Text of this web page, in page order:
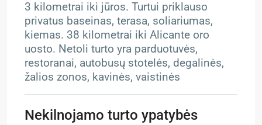
3 kilometrai iki jūros. Turtui priklauso
privatus baseinas, terasa, soliariumas,
kiemas. 38 kilometrai iki Alicante oro
uosto. Netoli turto yra parduotuvės,
restoranai, autobusų stotelės, degalinės,
žalios zonos, kavinės, vaistinės
Nekilnojamo turto ypatybės